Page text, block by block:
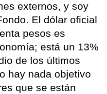
externos, y soy
El dólar oficial
pesos es
está un 13%
de los últimos
hay nada objetivo
que se están